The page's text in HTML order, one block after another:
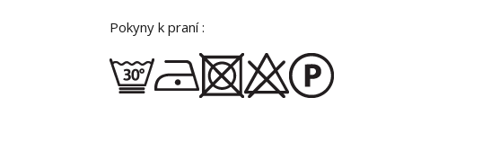
Pokyny k praní :